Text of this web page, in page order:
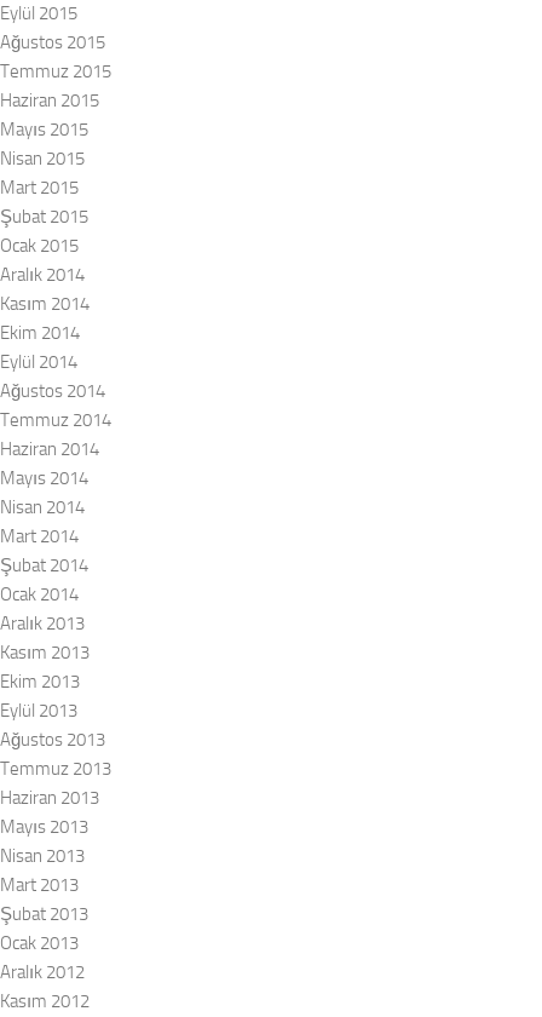
Eylül 2015
Ağustos 2015
Temmuz 2015
Haziran 2015
Mayıs 2015
Nisan 2015
Mart 2015
Şubat 2015
Ocak 2015
Aralık 2014
Kasım 2014
Ekim 2014
Eylül 2014
Ağustos 2014
Temmuz 2014
Haziran 2014
Mayıs 2014
Nisan 2014
Mart 2014
Şubat 2014
Ocak 2014
Aralık 2013
Kasım 2013
Ekim 2013
Eylül 2013
Ağustos 2013
Temmuz 2013
Haziran 2013
Mayıs 2013
Nisan 2013
Mart 2013
Şubat 2013
Ocak 2013
Aralık 2012
Kasım 2012